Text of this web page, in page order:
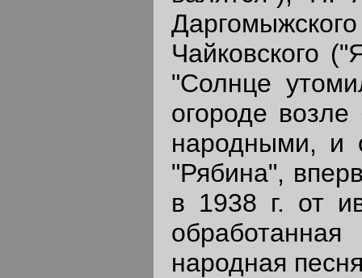
Чайковского
"Солнце
огороде
народными, и
"Рябина",
в 1938 г. от
народная